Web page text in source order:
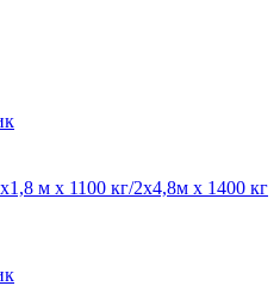
м x 1100 кг/2x4,8м x 1400 кг